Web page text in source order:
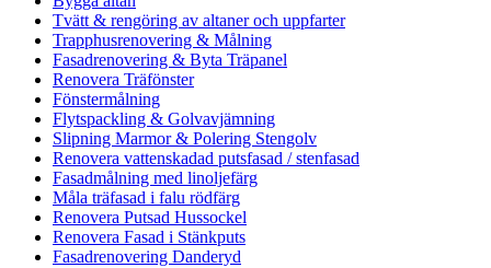
Tvätt & rengöring av altaner och uppfarter
Trapphusrenovering & Målning
Fasadrenovering & Byta Träpanel
Renovera Träfönster
Fönstermålning
Flytspackling & Golvavjämning
Slipning Marmor & Polering Stengolv
Renovera vattenskadad putsfasad / stenfasad
Fasadmålning med linoljefärg
Måla träfasad i falu rödfärg
Renovera Putsad Hussockel
Renovera Fasad i Stänkputs
Fasadrenovering Danderyd